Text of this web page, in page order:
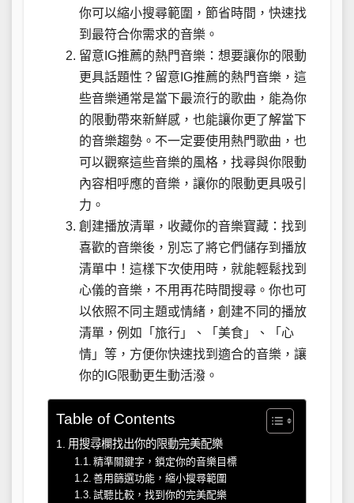
你可以縮小搜尋範圍，節省時間，快速找
到最符合你需求的音樂。
留意IG推薦的熱門音樂：想要讓你的限動
更具話題性？留意IG推薦的熱門音樂，這
些音樂通常是當下最流行的歌曲，能為你
的限動帶來新鮮感，也能讓你更了解當下
的音樂趨勢。不一定要使用熱門歌曲，也
可以觀察這些音樂的風格，找尋與你限動
內容相呼應的音樂，讓你的限動更具吸引
力。
創建播放清單，收藏你的音樂寶藏：找到
喜歡的音樂後，別忘了將它們儲存到播放
清單中！這樣下次使用時，就能輕鬆找到
心儀的音樂，不用再花時間搜尋。你也可
以依照不同主題或情緒，創建不同的播放
清單，例如「旅行」、「美食」、「心
情」等，方便你快速找到適合的音樂，讓
你的IG限動更生動活潑。
Table of Contents
用搜尋欄找出你的限動完美配樂
精準關鍵字，鎖定你的音樂目標
善用篩選功能，縮小搜尋範圍
試聽比較，找到你的完美配樂